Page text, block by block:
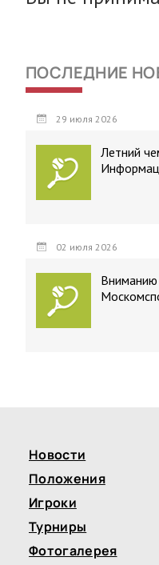
ПОСЛЕДНИЕ
29 июля 2026
Летний
02 июля 2026
Вниманию
Новости
Положения
Игроки
Турниры
Фотогалерея